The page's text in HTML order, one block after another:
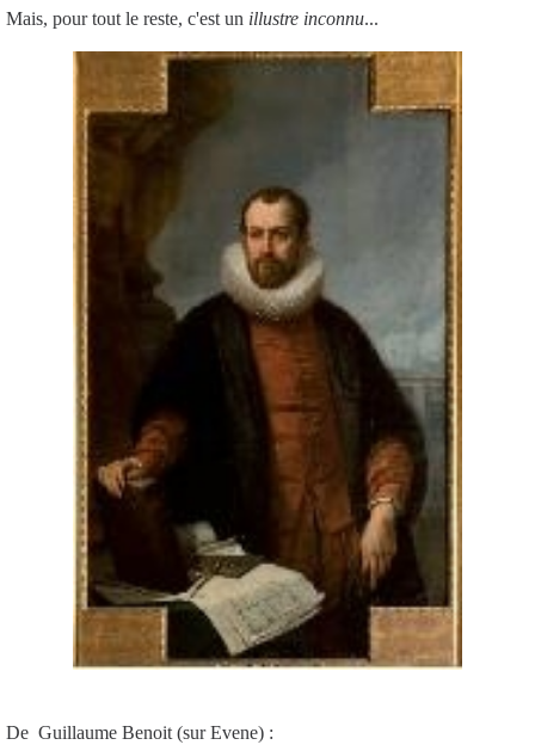
Mais, pour tout le reste, c'est un illustre inconnu...
De Guillaume Benoit (sur Evene) :